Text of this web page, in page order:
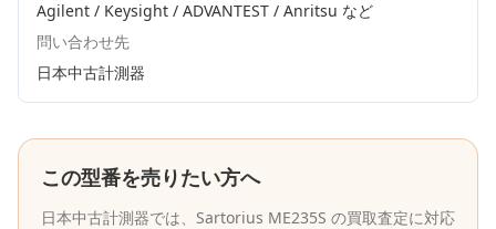
Agilent / Keysight / ADVANTEST / Anritsu など
問い合わせ先
日本中古計測器
この型番を売りたい方へ
日本中古計測器では、 Sartorius ME235S の買取査定に対応